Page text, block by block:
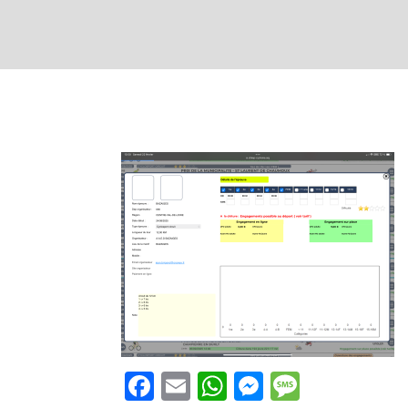
Facebook
EmailWhatsApp